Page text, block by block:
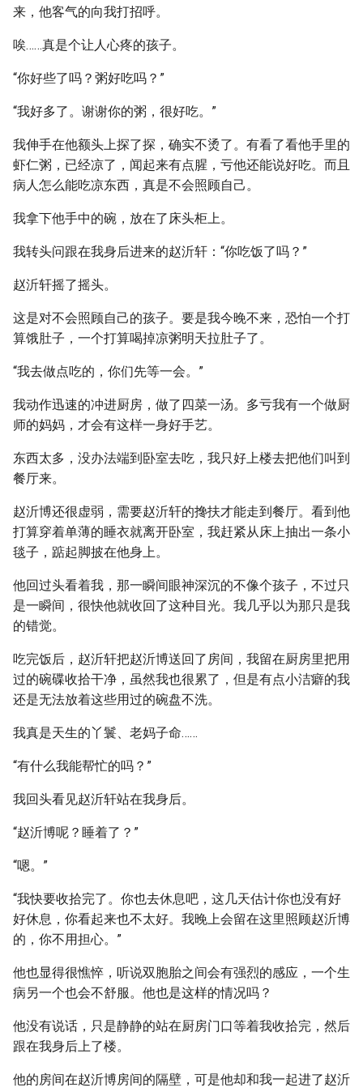
来，他客气的向我打招呼。
唉……真是个让人心疼的孩子。
“你好些了吗？粥好吃吗？”
“我好多了。谢谢你的粥，很好吃。”
我伸手在他额头上探了探，确实不烫了。有看了看他手里的
虾仁粥，已经凉了，闻起来有点腥，亏他还能说好吃。而且
病人怎么能吃凉东西，真是不会照顾自己。
我拿下他手中的碗，放在了床头柜上。
我转头问跟在我身后进来的赵沂轩：“你吃饭了吗？”
赵沂轩摇了摇头。
这是对不会照顾自己的孩子。要是我今晚不来，恐怕一个打
算饿肚子，一个打算喝掉凉粥明天拉肚子了。
“我去做点吃的，你们先等一会。”
我动作迅速的冲进厨房，做了四菜一汤。多亏我有一个做厨
师的妈妈，才会有这样一身好手艺。
东西太多，没办法端到卧室去吃，我只好上楼去把他们叫到
餐厅来。
赵沂博还很虚弱，需要赵沂轩的搀扶才能走到餐厅。看到他
打算穿着单薄的睡衣就离开卧室，我赶紧从床上抽出一条小
毯子，踮起脚披在他身上。
他回过头看着我，那一瞬间眼神深沉的不像个孩子，不过只
是一瞬间，很快他就收回了这种目光。我几乎以为那只是我
的错觉。
吃完饭后，赵沂轩把赵沂博送回了房间，我留在厨房里把用
过的碗碟收拾干净，虽然我也很累了，但是有点小洁癖的我
还是无法放着这些用过的碗盘不洗。
我真是天生的丫鬟、老妈子命……
“有什么我能帮忙的吗？”
我回头看见赵沂轩站在我身后。
“赵沂博呢？睡着了？”
“嗯。”
“我快要收拾完了。你也去休息吧，这几天估计你也没有好
好休息，你看起来也不太好。我晚上会留在这里照顾赵沂博
的，你不用担心。”
他也显得很憔悴，听说双胞胎之间会有强烈的感应，一个生
病另一个也会不舒服。他也是这样的情况吗？
他没有说话，只是静静的站在厨房门口等着我收拾完，然后
跟在我身后上了楼。
他的房间在赵沂博房间的隔壁，可是他却和我一起进了赵沂